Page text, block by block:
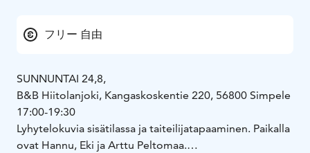
フリー 自由
SUNNUNTAI 24,8,
B&B Hiitolanjoki, Kangaskoskentie 220, 56800 Simpele
17:00-19:30
Lyhytelokuvia sisätilassa ja taiteilijatapaaminen. Paikalla
ovat Hannu, Eki ja Arttu Peltomaa.